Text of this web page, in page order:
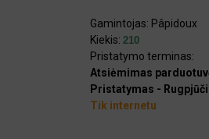
Gamintojas: Pâpidoux
Kiekis: 210
Pristatymo terminas:
Atsiėmimas
Pristatymas -
Tik internetu